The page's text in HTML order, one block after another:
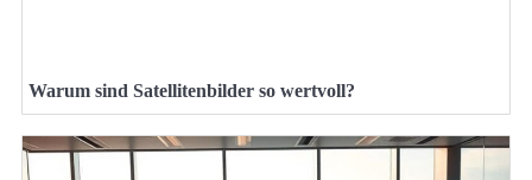
Warum sind Satellitenbilder so wertvoll?